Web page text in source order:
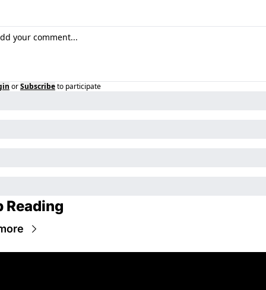
orSubscribeto participate
Reading